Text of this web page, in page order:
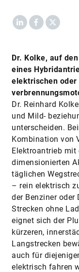
LinkedInFacebook
X
Dr. Kolke, auf
eines
elektrischen oder
Dr. Reinhard
und Mild-
unterscheiden.
Kombination von
Elektroantrieb mit
dimensionierten
täglichen
– rein elektrisch
der Benziner oder
Strecken ohne
eignet sich der
kürzeren,
Langstrecken
auch für
elektrisch fahren